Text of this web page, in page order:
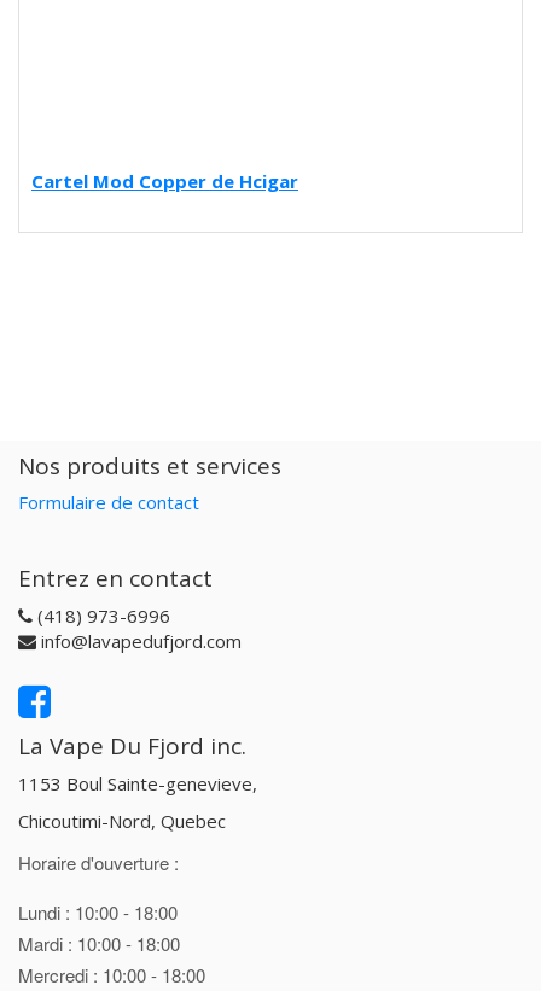
Cartel Mod Copper de Hcigar
Nos produits et services
Formulaire de contact
Entrez en contact
(418) 973-6996
info@lavapedufjord.com
La Vape Du Fjord inc.
1153 Boul Sainte-genevieve,
Chicoutimi-Nord, Quebec
Horaire d'ouverture :
Lundi : 10:00 - 18:00
Mardi : 10:00 - 18:00
Mercredi : 10:00 - 18:00